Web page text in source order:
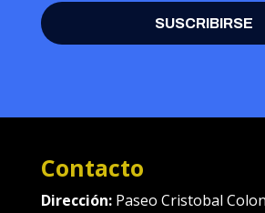
SUSCRIBIRSE
Contacto
Dirección: Paseo Cristobal